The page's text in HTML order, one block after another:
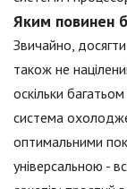
Яким повинен
Звичайно,
також не
оскільки
система
оптимальними
універсальною -